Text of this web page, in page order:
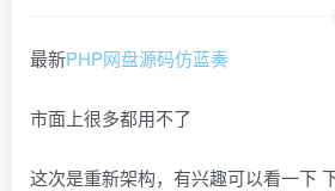
最新PHP网盘源码仿蓝奏
市面上很多都用不了
这次是重新架构，有兴趣可以看一下